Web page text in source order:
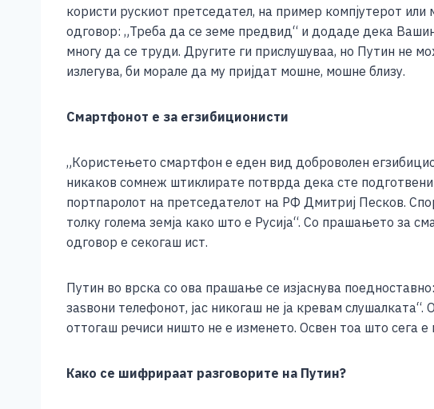
користи рускиот претседател, на пример компјутерот
одговор: „Треба да се земе предвид“ и додаде дека
многу да се труди. Другите ги прислушуваа, но Путин не
излегува, би морале да му пријдат мошне, мошне близу.
Смартфонот е за егзибиционисти
„Користењето смартфон е еден вид доброволен
никаков сомнеж штиклирате потврда дека сте
портпаролот на претседателот на РФ Дмитриј Песков.
толку голема земја како што е Русија“. Со прашањето за
одговор е секогаш ист.
Путин во врска со ова прашање се изјаснува
заѕвони телефонот, јас никогаш не ја кревам
оттогаш речиси ништо не е изменето. Освен тоа што сега
Како се шифрираат разговорите на Путин?